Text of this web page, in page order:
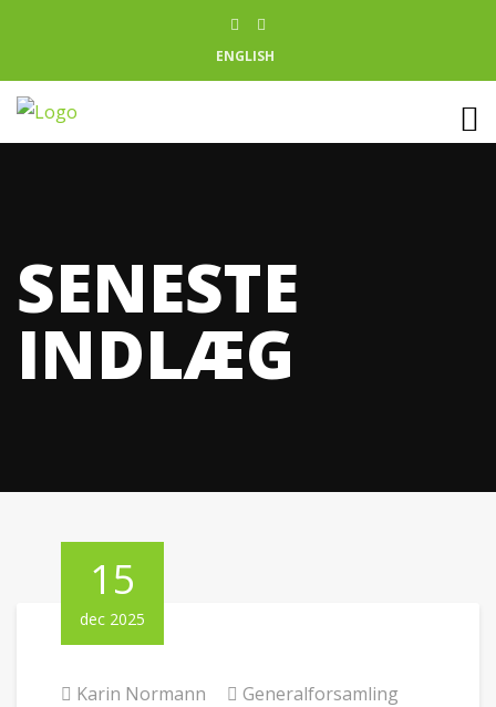
ENGLISH
SENESTE
INDLÆG
15
dec 2025
Karin Normann Generalforsamling